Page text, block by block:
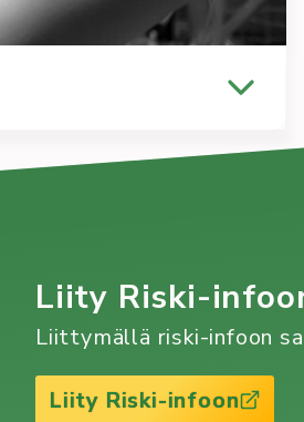
ensimmäinen
Lue lisää
:
Lajikokeilu:
Miekkailu
Liity Riski-
Liittymällä riski-infoon
Liity Riski-infoon